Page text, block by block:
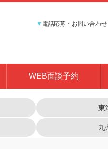
▼ 電話応募・お問い合わ
WEB面談予約
東
九